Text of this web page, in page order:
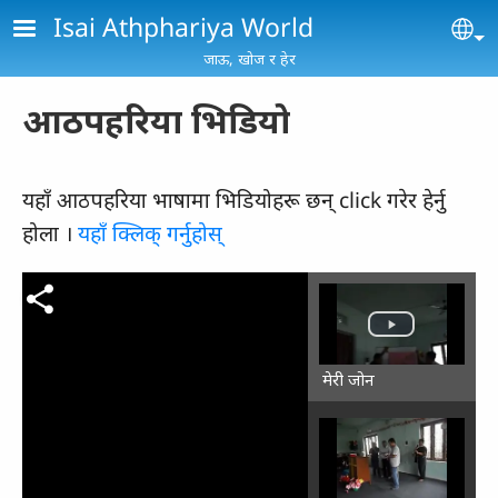
Skip to main content
Isai Athphariya World
जाऊ, खोज र हेर
आठपहरिया भिडियो
यहाँ आठपहरिया भाषामा भिडियोहरू छन्‌ click गरेर हेर्नु
होला । यहाँ क्‍लिक्‌ गर्नुहोस्‌
मेरी जोन